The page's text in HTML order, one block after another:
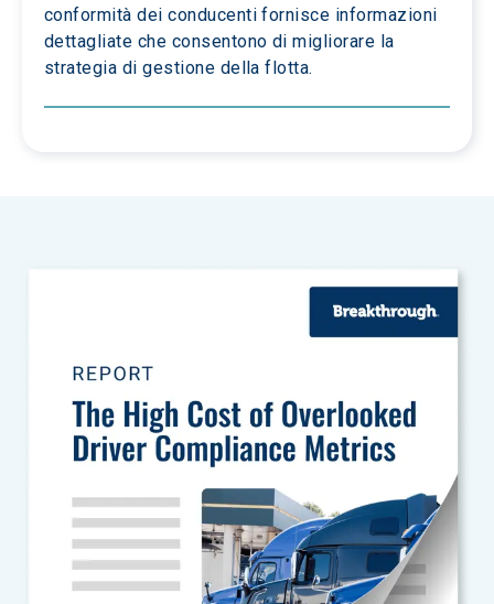
conformità dei conducenti fornisce informazioni
dettagliate che consentono di migliorare la
strategia di gestione della flotta.